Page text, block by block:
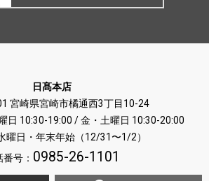
日髙本店
宮崎県宮崎市橘通西3丁目10-24
日 10:30-19:00 / 金・土曜日 10:30-20:00
曜日・年末年始（12/31〜1/2）
番号： 0985-26-1101